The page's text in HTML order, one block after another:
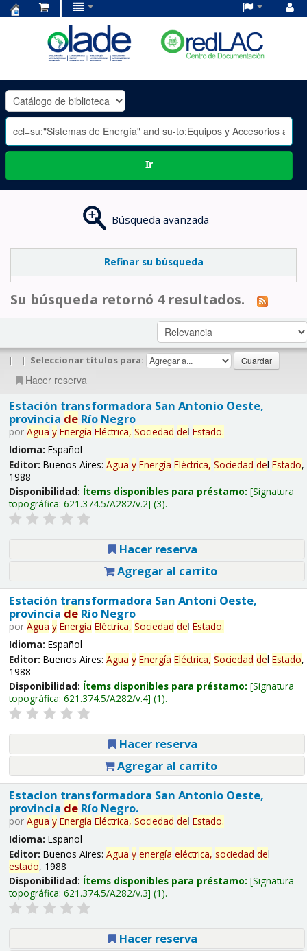
OLADE
-
Ir
Búsqueda avanzada
Refinar su búsqueda
Su búsqueda retornó 4 resultados.
| | Seleccionar títulos para:
Hacer reserva
Estación transformadora San Antonio Oeste,
provincia deRío Negro
por Agua y Energía Eléctrica, Sociedad del Estado.
Idioma: Español
Editor: Buenos Aires: Agua y Energía Eléctrica, Sociedad del Estado,
1988
Disponibilidad: Ítems disponibles para préstamo: Signatura
topográfica: 621.374.5/A282/v.2 (3).
Hacer reserva
Agregar al carrito
Estación transformadora San Antoni Oeste,
provincia deRío Negro
por Agua y Energía Eléctrica, Sociedad del Estado.
Idioma: Español
Editor: Buenos Aires: Agua y Energía Eléctrica, Sociedad del Estado,
1988
Disponibilidad: Ítems disponibles para préstamo: Signatura
topográfica: 621.374.5/A282/v.4 (1).
Hacer reserva
Agregar al carrito
Estacion transformadora San Antonio Oeste,
provincia deRío Negro.
por Agua y Energía Eléctrica, Sociedad del Estado.
Idioma: Español
Editor: Buenos Aires: Agua y energía eléctrica, sociedad del
estado, 1988
Disponibilidad: Ítems disponibles para préstamo: Signatura
topográfica: 621.374.5/A282/v.3 (1).
Hacer reserva